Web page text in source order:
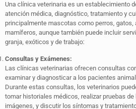
Una clínica veterinaria es un establecimiento
atención médica, diagnóstico, tratamiento y
principalmente mascotas como perros, gatos,
mamíferos, aunque también puede incluir
granja, exóticos y de trabajo:
Consultas y Exámenes:
Las clínicas veterinarias ofrecen consultas
examinar y diagnosticar a los pacientes
Durante estas consultas, los veterinarios
tomar historiales médicos, realizar pruebas
imágenes, y discutir los síntomas y